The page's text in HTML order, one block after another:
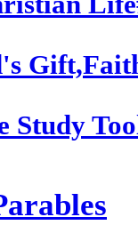
Study